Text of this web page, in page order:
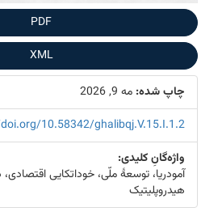
PDF
XML
چاپ شده: مه 9, 2026
10.58342/ghalibqj.V.15.I.1.2
واژه‌گانِ کلیدی:
آمودریا، توسعۀ ملّی، خوداتکایی
هیدروپلیتیک